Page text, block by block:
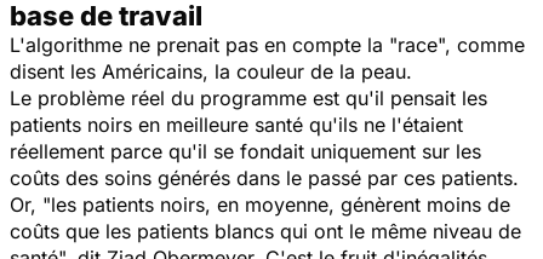
base de travail
L'algorithme ne prenait pas en compte la "race", comme
disent les Américains, la couleur de la peau.
Le problème réel du programme est qu'il pensait les
patients noirs en meilleure santé qu'ils ne l'étaient
réellement parce qu'il se fondait uniquement sur les
coûts des soins générés dans le passé par ces patients.
Or, "les patients noirs, en moyenne, génèrent moins de
coûts que les patients blancs qui ont le même niveau de